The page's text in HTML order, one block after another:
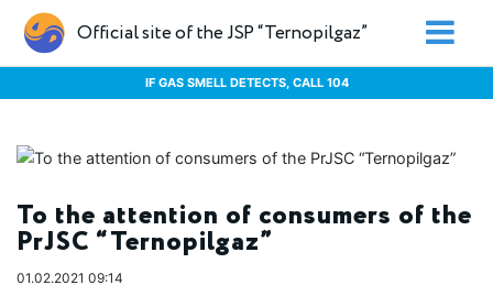
Official site of the JSP “Ternopilgaz”
IF GAS SMELL DETECTS, CALL 104
To the attention of consumers of the
PrJSC “Ternopilgaz”
01.02.2021 09:14